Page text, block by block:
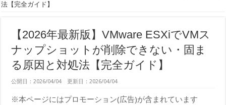
法【完全ガイド】
【2026年最新版】VMware ESXiでVMス
ナップショットが削除できない・固ま
る原因と対処法【完全ガイド】
公開日：2026/04/04 更新日：2026/04/04
※本ページにはプロモーション(広告)が含まれています